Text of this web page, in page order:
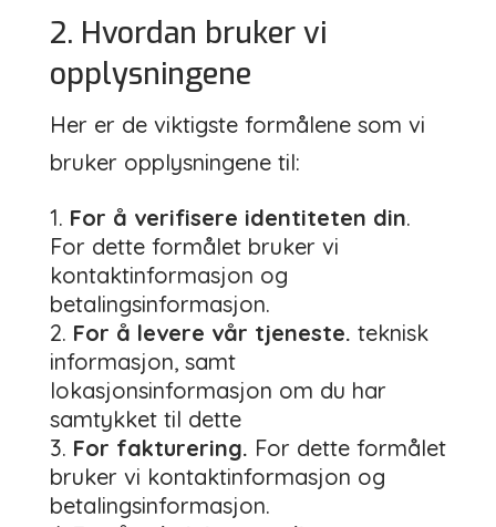
2. Hvordan bruker vi
opplysningene
Her er de viktigste formålene som vi
bruker opplysningene til:
For å verifisere identiteten din.
For dette formålet bruker vi
kontaktinformasjon og
betalingsinformasjon.
For å levere vår tjeneste. teknisk
informasjon, samt
lokasjonsinformasjon om du har
samtykket til dette
For fakturering. For dette formålet
bruker vi kontaktinformasjon og
betalingsinformasjon.